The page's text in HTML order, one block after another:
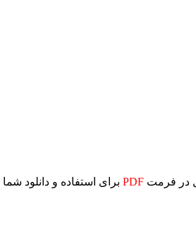
در فرمت PDF برای استفاده و دانلود شما